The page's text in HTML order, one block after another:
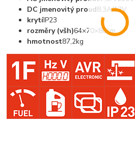
DC jmenovitý proud8,3A/12V
krytíIP23
rozměry (všh)64×70×80cm
hmotnost87,2kg